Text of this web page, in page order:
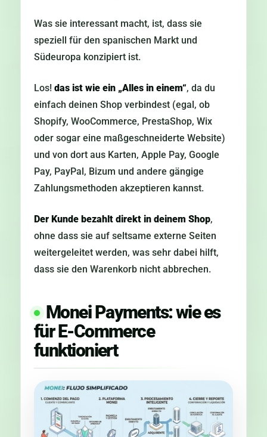
Was sie interessant macht, ist, dass sie
speziell für den spanischen Markt und
Südeuropa konzipiert ist.
Los! das ist wie ein „Alles in einem“, da du
einfach deinen Shop verbindest (egal, ob
Shopify, WooCommerce, PrestaShop, Wix
oder sogar eine maßgeschneiderte Website)
und von dort aus Karten, Apple Pay, Google
Pay, PayPal, Bizum und andere gängige
Zahlungsmethoden akzeptieren kannst.
Der Kunde bezahlt direkt in deinem Shop,
ohne dass sie auf seltsame externe Seiten
weitergeleitet werden, was sehr dabei hilft,
dass sie den Warenkorb nicht abbrechen.
Monei Payments: wie es
für E-Commerce
funktioniert